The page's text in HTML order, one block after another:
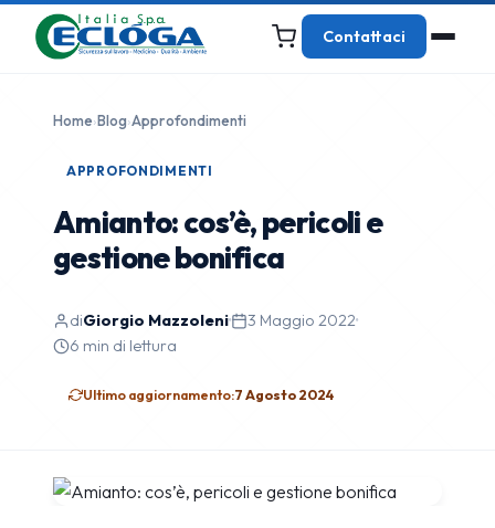
Contattaci
Home›Blog›Approfondimenti
APPROFONDIMENTI
Amianto: cos’è, pericoli e
gestione bonifica
diGiorgio Mazzoleni· 3 Maggio 2022·
6 min di lettura
Ultimo aggiornamento:7 Agosto 2024